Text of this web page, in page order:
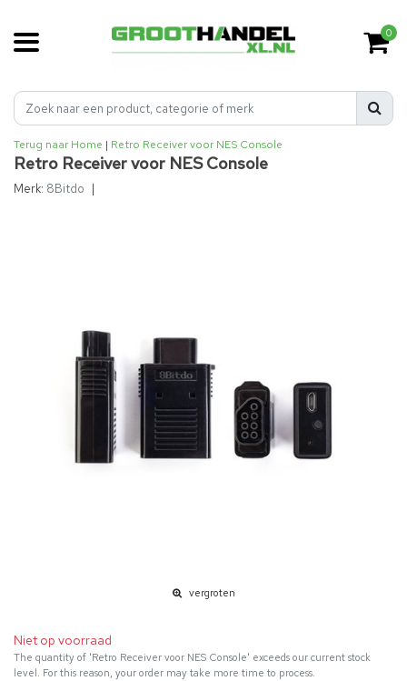
0
Terug naar Home | Retro Receiver voor NES Console
Retro Receiver voor NES Console
Merk: 8Bitdo |
vergroten
Niet op voorraad
The quantity of 'Retro Receiver voor NES Console' exceeds our current stock
level. For this reason, your order may take more time to process.